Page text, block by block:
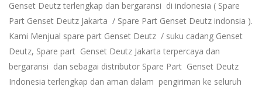
Genset Deutz terlengkap dan bergaransi di indonesia ( Spare
Part Genset Deutz Jakarta / Spare Part Genset Deutz indonsia ).
Kami Menjual spare part Genset Deutz / suku cadang Genset
Deutz, Spare part Genset Deutz Jakarta terpercaya dan
bergaransi dan sebagai distributor Spare Part Genset Deutz
Indonesia terlengkap dan aman dalam pengiriman ke seluruh